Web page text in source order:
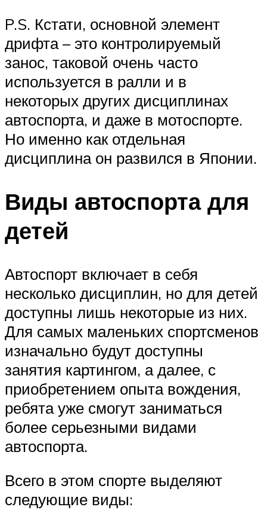
P.S. Кстати, основной элемент
дрифта – это контролируемый
занос, таковой очень часто
используется в ралли и в
некоторых других дисциплинах
автоспорта, и даже в мотоспорте.
Но именно как отдельная
дисциплина он развился в Японии.
Виды автоспорта для
детей
Автоспорт включает в себя
несколько дисциплин, но для детей
доступны лишь некоторые из них.
Для самых маленьких спортсменов
изначально будут доступны
занятия картингом, а далее, с
приобретением опыта вождения,
ребята уже смогут заниматься
более серьезными видами
автоспорта.
Всего в этом спорте выделяют
следующие виды: